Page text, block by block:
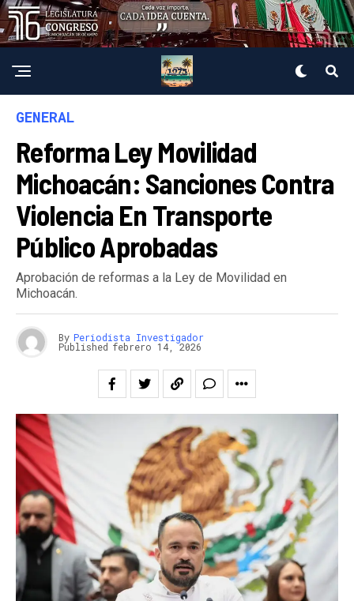
GENERAL
Reforma Ley Movilidad
Michoacán: Sanciones Contra
Violencia En Transporte
Público Aprobadas
Aprobación de reformas a la Ley de Movilidad en
Michoacán.
By Periodista Investigador
Published febrero 14, 2026